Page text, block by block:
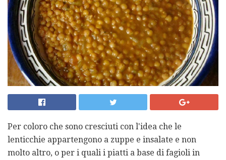
Per coloro che sono cresciuti con l'idea che le
lenticchie appartengono a zuppe e insalate e non
molto altro, o per i quali i piatti a base di fagioli in